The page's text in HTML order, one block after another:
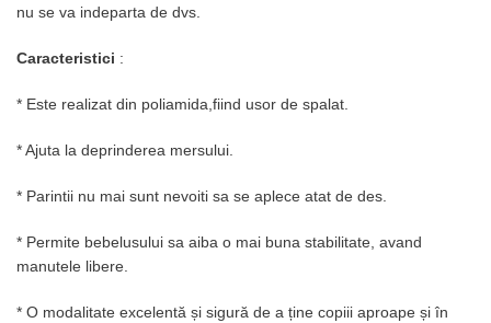
nu se va indeparta de dvs.
Caracteristici :
* Este realizat din poliamida,fiind usor de spalat.
* Ajuta la deprinderea mersului.
* Parintii nu mai sunt nevoiti sa se aplece atat de des.
* Permite bebelusului sa aiba o mai buna stabilitate, avand
manutele libere.
* O modalitate excelentă și sigură de a ține copiii aproape și în